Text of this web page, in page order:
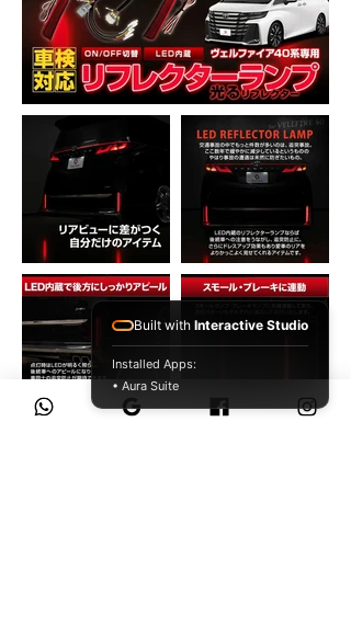
Built with Interactive Studio
Installed Apps:
• Aura Suite